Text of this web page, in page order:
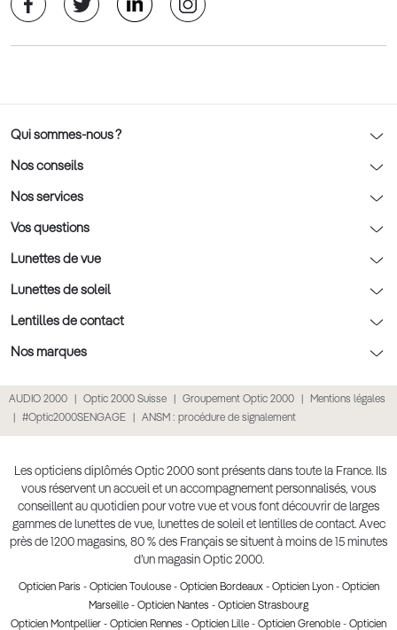
Qui sommes-nous ?
Notre charte déontologique
AFNOR Certification
Rendez-vous prévision
Nos conseils
Nos conseils lunettes
Nos conseils lentilles
Nos conseils enfants
Nos conseils santé visuelle
Tout savoir sur nos verres
Nos services
Optic 2000 à domicile
Le contrôle de la vue chez votre opticien
L'entretien de votre équipement
La prise de rendez-vous en ligne
Point expert basse vision
Click & collect : Livraison gratuite en magasin
Accessibilité
Vos questions
Politique cookies
Conditions des offres
Politique de confidentialité des données
Retours et remboursements
Lunettes de vue
Lunettes de vue
Lunettes de vue homme
Lunettes de vue femme
Lunettes de vue Ray-Ban
Lunettes de vue Gucci
Lunettes de vue Chloé
Lunettes de vue Burberry
Lunettes de soleil
Lunettes de soleil
Lunettes de soleil homme
Lunettes de soleil enfant
Lunettes de soleil Ray-Ban
Lunettes de soleil Prada
Lunettes de soleil Gucci
Soldes Ete 2025
Lentilles de contact
Lentilles de contact
Lentille de nuit
Lentilles journalières
Produit lentilles
Nos marques
Lunettes Prada
Lunettes Guess
Lunettes Chloé
Lunettes Versace
AUDIO 2000 Optic 2000 Suisse Groupement Optic 2000
Mentions légales
#Optic2000SENGAGE
ANSM : procédure de signalement
Les opticiens diplômés Optic 2000 sont présents dans toute la France. Ils
vous réservent un accueil et un accompagnement personnalisés, vous
conseillent au quotidien pour votre vue et vous font découvrir de larges
gammes de lunettes de vue, lunettes de soleil et lentilles de contact. Avec
près de 1200 magasins, 80 % des Français se situent à moins de 15 minutes
d’un magasin Optic 2000.
Opticien Paris - Opticien Toulouse- Opticien Bordeaux- Opticien Lyon- Opticien
Marseille - Opticien Nantes - Opticien Strasbourg
Opticien Montpellier - Opticien Rennes - Opticien Lille - Opticien Grenoble - Opticien